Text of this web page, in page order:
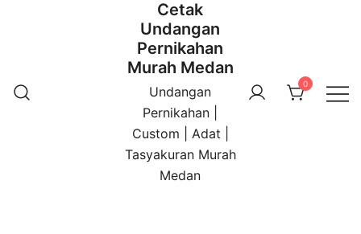
Cetak
Undangan
Pernikahan
Murah Medan
Undangan
Pernikahan |
Custom | Adat |
Tasyakuran Murah
Medan
0